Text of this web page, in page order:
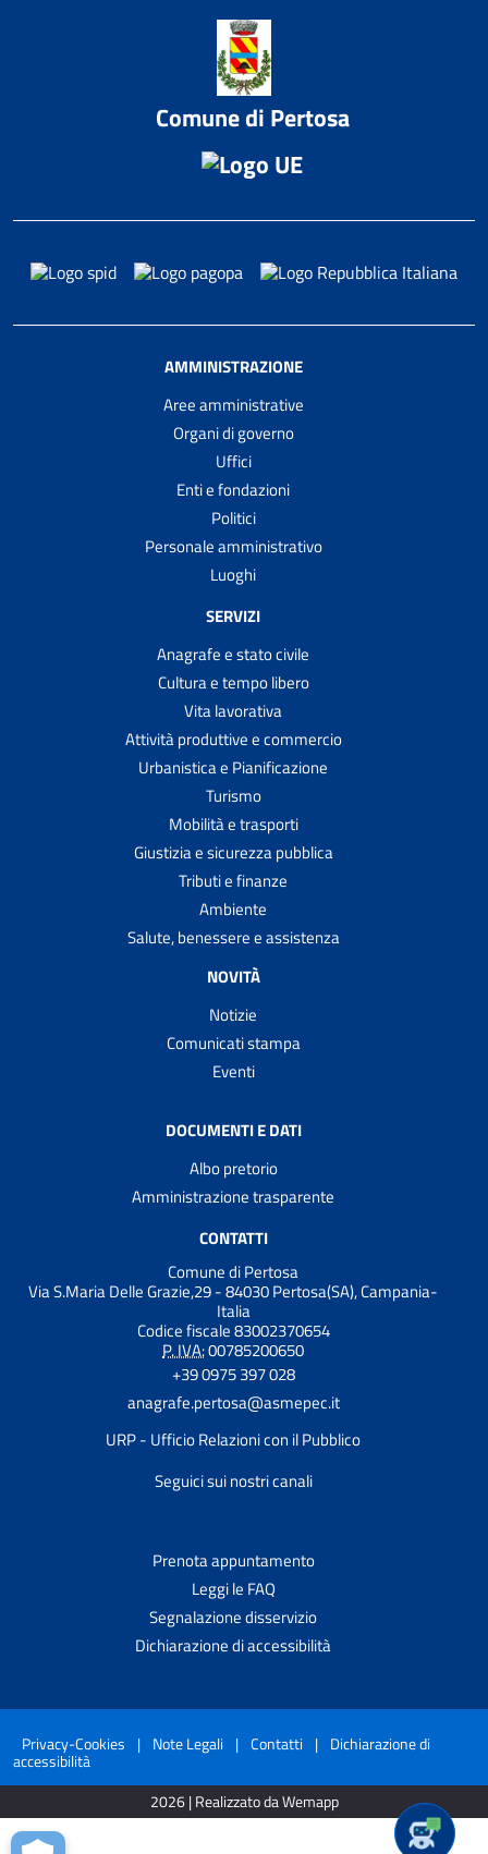
Comune di Pertosa
AMMINISTRAZIONE
Aree amministrative
Organi di governo
Uffici
Enti e fondazioni
Politici
Personale amministrativo
Luoghi
SERVIZI
Anagrafe e stato civile
Cultura e tempo libero
Vita lavorativa
Attività produttive e commercio
Urbanistica e Pianificazione
Turismo
Mobilità e trasporti
Giustizia e sicurezza pubblica
Tributi e finanze
Ambiente
Salute, benessere e assistenza
NOVITÀ
Notizie
Comunicati stampa
Eventi
DOCUMENTI E DATI
Albo pretorio
Amministrazione trasparente
CONTATTI
Comune di Pertosa
Via S.Maria Delle Grazie,29 - 84030 Pertosa(SA), Campania-
Italia
Codice fiscale 83002370654
P. IVA:00785200650
+39 0975 397 028
anagrafe.pertosa@asmepec.it
URP - Ufficio Relazioni con il Pubblico
Seguici sui nostri canali
Prenota appuntamento
Leggi le FAQ
Segnalazione disservizio
Dichiarazione di accessibilità
Privacy-Cookies | Note Legali | Contatti | Dichiarazione di
accessibilità
2026 | Realizzato da Wemapp